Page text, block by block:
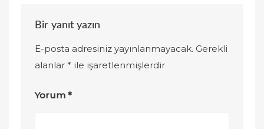
Bir yanıt yazın
E-posta adresiniz yayınlanmayacak. Gerekli
alanlar* ile işaretlenmişlerdir
Yorum*